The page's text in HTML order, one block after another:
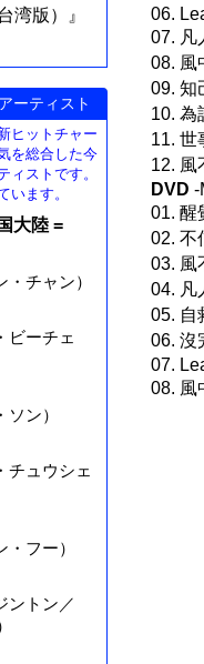
湾版）』
ーティスト
ヒットチャー
を総合した今
ィストです。
います。
大陸 =
・チャン）
ビーチェ
ソン）
チュウシェ
・フー）
ントン／
06.
07. 凡
08. 風
09. 知
10. 為
11. 世
12. 風
DVD -
01. 醒
02. 不
03. 風
04. 凡
05. 自
06. 沒
07.
08. 風